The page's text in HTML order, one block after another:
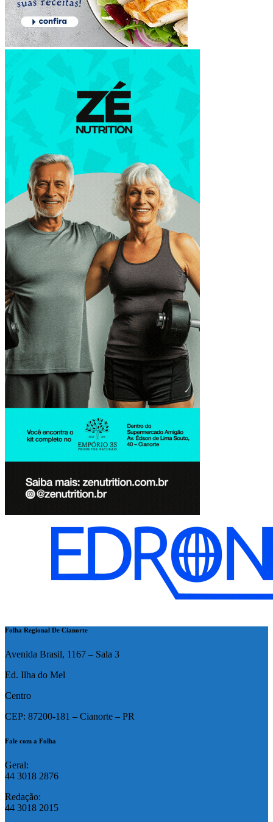
Folha Regional De Cianorte
Avenida Brasil, 1167 – Sala 3
Ed. Ilha do Mel
Centro
CEP: 87200-181 – Cianorte – PR
Fale com a Folha
Geral:
44 3018 2876
Redação:
44 3018 2015